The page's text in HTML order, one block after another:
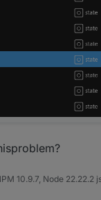
10.9.7, Node 22.22.2